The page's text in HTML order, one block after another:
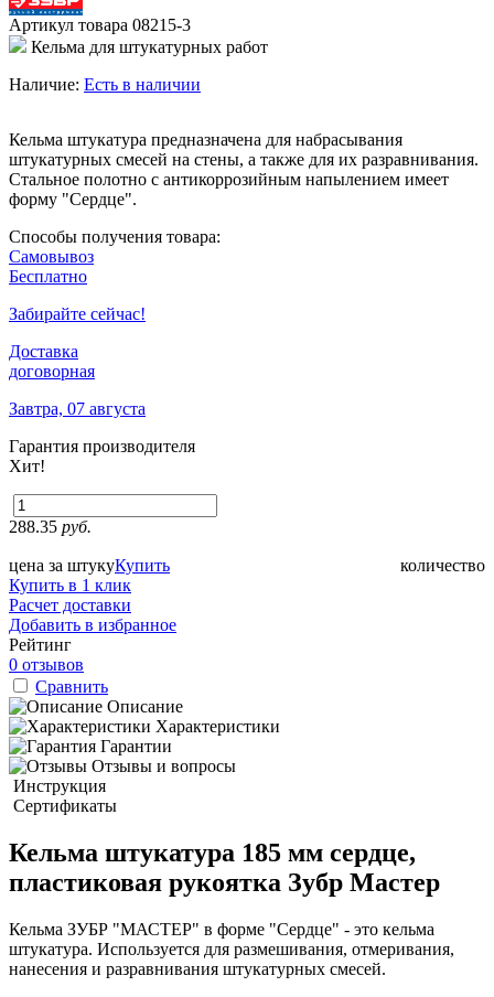
Артикул товара 08215-3
Кельма для штукатурных работ
Наличие: Есть в наличии
Кельма штукатура предназначена для набрасывания
штукатурных смесей на стены, а также для их разравнивания.
Стальное полотно с антикоррозийным напылением имеет
форму "Сердце".
Способы получения товара:
Самовывоз
Бесплатно
Забирайте сейчас!
Доставка
договорная
Завтра, 07 августа
Гарантия производителя
Хит!
288.35 руб.
цена за штуку количество
Купить
Купить в 1 клик
Расчет доставки
Добавить в избранное
Рейтинг
0 отзывов
Сравнить
Описание
Характеристики
Гарантии
Отзывы и вопросы
Инструкция
Сертификаты
Кельма штукатура 185 мм сердце,
пластиковая рукоятка Зубр Мастер
Кельма ЗУБР "МАСТЕР" в форме "Сердце" - это кельма
штукатура. Используется для размешивания, отмеривания,
нанесения и разравнивания штукатурных смесей.